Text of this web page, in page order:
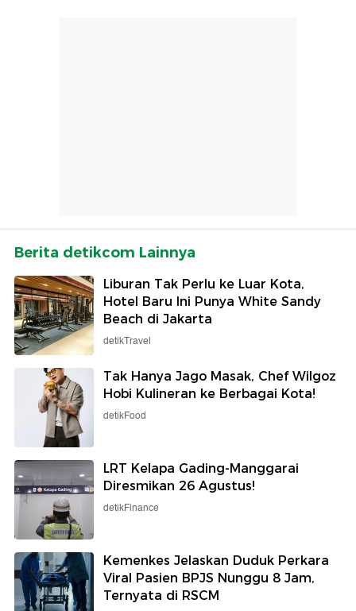
Berita detikcom Lainnya
Liburan Tak Perlu ke Luar Kota,
Hotel Baru Ini Punya White Sandy
Beach di Jakarta
detikTravel
Tak Hanya Jago Masak, Chef Wilgoz
Hobi Kulineran ke Berbagai Kota!
detikFood
LRT Kelapa Gading-Manggarai
Diresmikan 26 Agustus!
detikFinance
Kemenkes Jelaskan Duduk Perkara
Viral Pasien BPJS Nunggu 8 Jam,
Ternyata di RSCM